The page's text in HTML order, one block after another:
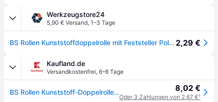
Werkzeugstore24
5,90 € Versand, 1–3 Tage
BS Rollen Kunststoffdoppelrolle mit Feststeller Polyamid Anschraubplatte 30 kg - F85.040.PL 2,29 €
Kaufland.de
Versandkostenfrei, 6–8 Tage
BS Rollen Kunststoff-Doppelrolle F85 40 Feststel. + Platte 8,02 €
Oder 3 Zahlungen von 2,67 €¹